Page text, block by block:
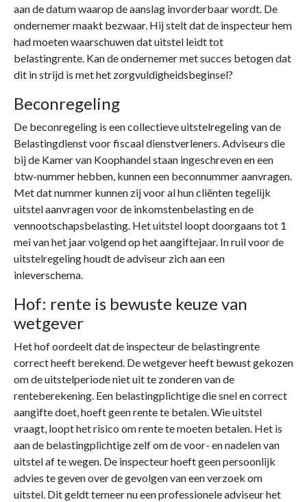
aan de datum waarop de aanslag invorderbaar wordt. De
ondernemer maakt bezwaar. Hij stelt dat de inspecteur hem
had moeten waarschuwen dat uitstel leidt tot
belastingrente. Kan de ondernemer met succes betogen dat
dit in strijd is met het zorgvuldigheidsbeginsel?
Beconregeling
De beconregeling is een collectieve uitstelregeling van de
Belastingdienst voor fiscaal dienstverleners. Adviseurs die
bij de Kamer van Koophandel staan ingeschreven en een
btw-nummer hebben, kunnen een beconnummer aanvragen.
Met dat nummer kunnen zij voor al hun cliënten tegelijk
uitstel aanvragen voor de inkomstenbelasting en de
vennootschapsbelasting. Het uitstel loopt doorgaans tot 1
mei van het jaar volgend op het aangiftejaar. In ruil voor de
uitstelregeling houdt de adviseur zich aan een
inleverschema.
Hof: rente is bewuste keuze van
wetgever
Het hof oordeelt dat de inspecteur de belastingrente
correct heeft berekend. De wetgever heeft bewust gekozen
om de uitstelperiode niet uit te zonderen van de
renteberekening. Een belastingplichtige die snel en correct
aangifte doet, hoeft geen rente te betalen. Wie uitstel
vraagt, loopt het risico om rente te moeten betalen. Het is
aan de belastingplichtige zelf om de voor- en nadelen van
uitstel af te wegen. De inspecteur hoeft geen persoonlijk
advies te geven over de gevolgen van een verzoek om
uitstel. Dit geldt temeer nu een professionele adviseur het